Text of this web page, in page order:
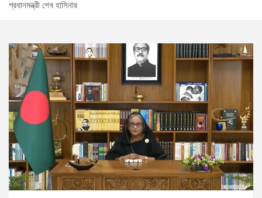
প্রধানমন্ত্রী শেখ হাসিনার